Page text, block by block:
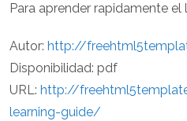
Para aprender rapidamente
Autor: http://
Disponibilidad: pdf
URL: http://
learning-guide/